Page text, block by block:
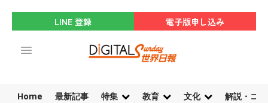
LINE 登録 電子版申し込み
Home 最新記事 特集 教育 文化 解説・コ